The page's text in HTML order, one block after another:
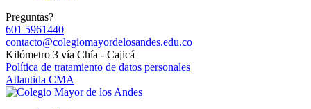
Preguntas?
601 5961440
contacto@colegiomayordelosandes.edu.co
Kilómetro 3 vía Chía - Cajicá
Política de tratamiento de datos personales
Atlantida CMA